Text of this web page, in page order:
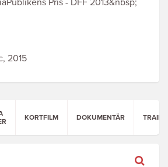
2015
KORTFILM DOKUMENTÄR
Sök